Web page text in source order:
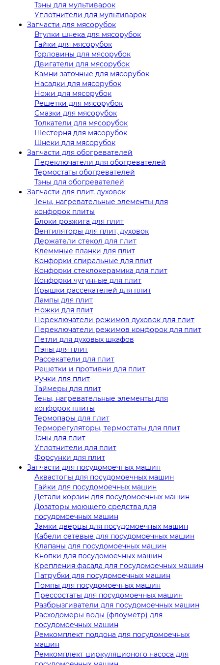
Тэны для мультиварок
Уплотнители для мультиварок
Запчасти для мясорубок
Втулки шнека для мясорубок
Гайки для мясорубок
Горловины для мясорубок
Двигатели для мясорубок
Камни заточные для мясорубок
Насадки для мясорубок
Ножи для мясорубок
Решетки для мясорубок
Смазки для мясорубок
Толкатели для мясорубок
Шестерня для мясорубок
Шнеки для мясорубок
Запчасти для обогревателей
Переключатели для обогревателей
Термостаты обогревателей
Тэны для обогревателей
Запчасти для плит, духовок
Тены, нагревательные элементы для
конфорок плиты
Блоки розжига для плит
Вентиляторы для плит, духовок
Держатели стекол для плит
Клеммные планки для плит
Конфорки спиральные для плит
Конфорки стеклокерамика для плит
Конфорки чугунные для плит
Крышки рассекателей для плит
Лампы для плит
Ножки для плит
Переключатели режимов духовок для плит
Переключатели режимов конфорок для плит
Петли для духовых шкафов
Пэны для плит
Рассекатели для плит
Решетки и противни для плит
Ручки для плит
Таймеры для плит
Тены, нагревательные элементы для
конфорок плиты
Термопары для плит
Терморегуляторы, термостаты для плит
Тэны для плит
Уплотнители для плит
Форсунки для плит
Запчасти для посудомоечных машин
Аквастопы для посудомоечных машин
Гайки для посудомоечных машин
Детали корзин для посудомоечных машин
Дозаторы моющего средства для
посудомоечных машин
Замки дверцы для посудомоечных машин
Кабели сетевые для посудомоечных машин
Клапаны для посудомоечных машин
Кнопки для посудомоечных машин
Крепления фасада для посудомоечных машин
Патрубки для посудомоечных машин
Помпы для посудомоечных машин
Прессостаты для посудомоечных машин
Разбрызгиватели для посудомоечных машин
Расходомеры воды (флоуметр) для
посудомоечных машин
Ремкомплект поддона для посудомоечных
машин
Ремкомплект циркуляционого насоса для